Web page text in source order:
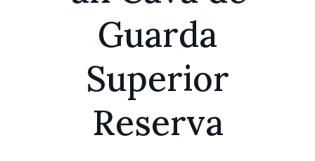
Guarda
Superior
Reserva